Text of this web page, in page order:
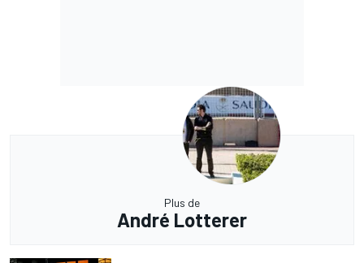
Plus de
André Lotterer